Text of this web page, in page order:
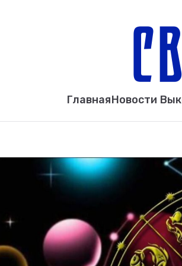
ГлавнаяНовости